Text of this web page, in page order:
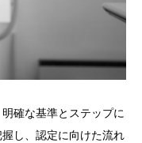
確な基準とステップに
し、認定に向けた流れ